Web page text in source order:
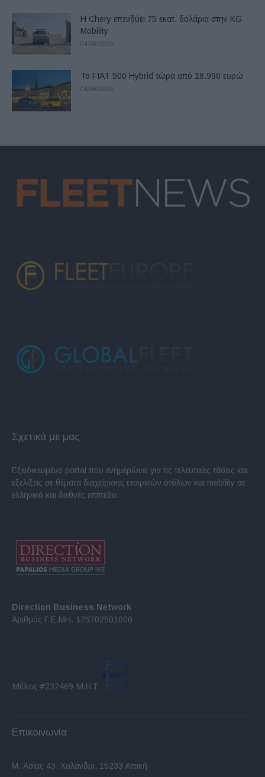
Η Chery επενδύει 75 εκατ. δολάρια στην KG
Mobility
04/08/2026
Το FIAT 500 Hybrid τώρα από 18.990 ευρώ
04/08/2026
Σχετικά με μας
Εξειδικευμένο portal που ενημερώνει για τις τελευταίες τάσεις και
εξελίξεις σε θέματα διαχείρισης εταιρικών στόλων και mobility σε
ελληνικό και διεθνές επίπεδο.
Direction Business Network
Αριθμός Γ.Ε.ΜΗ. 125702501000
Μέλος #232469 Μ.Η.Τ.
Επικοινωνία
Μ. Ασίας 43, Χαλάνδρι, 15233 Αττική